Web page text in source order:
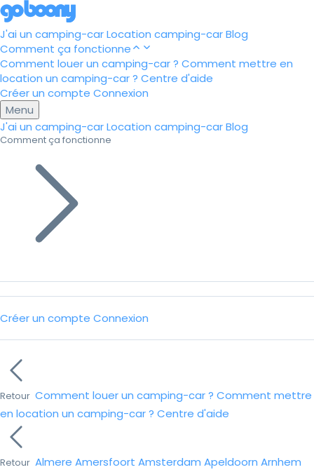
J'ai un camping-carLocation camping-carBlog
Comment ça fonctionne
Comment louer un camping-car ? Comment mettre en
location un camping-car ? Centre d'aide
Créer un compte Connexion
Menu
J'ai un camping-carLocation camping-carBlog
Comment ça fonctionne
Créer un compte Connexion
Retour Comment louer un camping-car ? Comment mettre
en location un camping-car ? Centre d'aide
Retour Almere Amersfoort Amsterdam Apeldoorn Arnhem